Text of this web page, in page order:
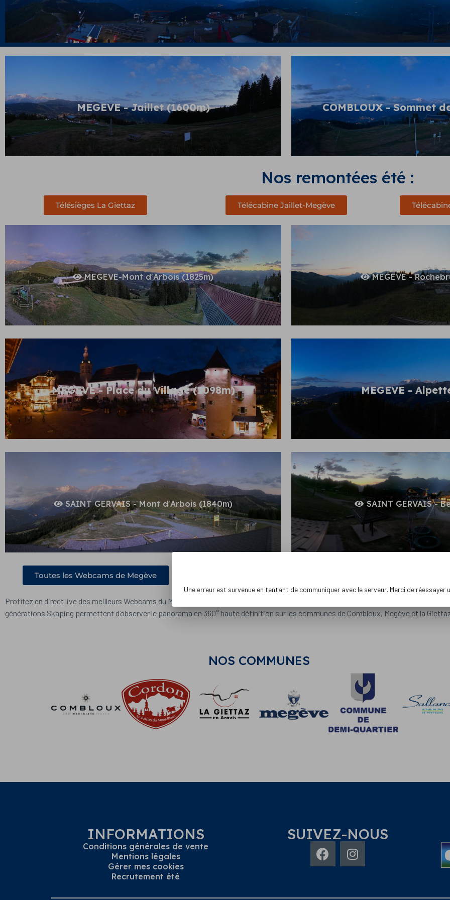
hiver été
Une erreur est survenue en tentant de communiquer avec le serveur. Merci
ultérieurement
MEGEVE - Jaillet (1600m) COMBLOUX - Sommet
Nos remontées été :
Télésièges La Giettaz Télécabine Jaillet-Megève
MEGEVE-Mont d'Arbois (1825m) MEGEVE -
MEGEVE - Place du Village (1098m) MEGEVE -
SAINT GERVAIS - Mont d'Arbois (1840m) SAINT GERVAIS -
Toutes les Webcams de Megève Toutes
Profitez en direct live des meilleurs Webcams du Massif du Mont-Blanc sur le domaine Les Portes du Mont-Blanc et Evasion Mont-
générations Skaping permettent d’observer le panorama en 360° haute définition sur les communes de Combloux, Megève et la
NOS COMMUNES
INFORMATIONS
Conditions générales de vente
Mentions légales
Gérer mes cookies
Recrutement été
SUIVEZ-NOUS
Une erreur est survenue en tentant de communiquer avec le serveur. Merci de réessayer